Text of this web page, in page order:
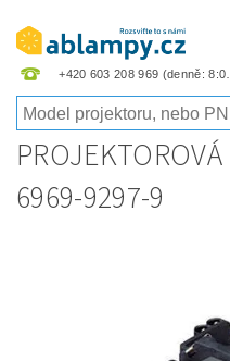
+420 603 208 969
6969-9297-9